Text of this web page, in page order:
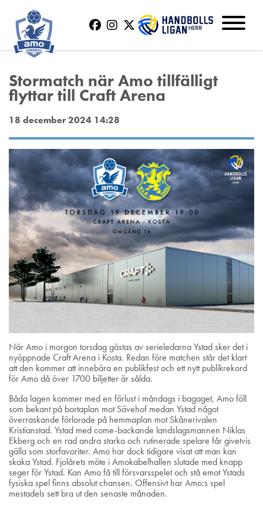
Stormatch när Amo tillfälligt
flyttar till Craft Arena
18 december 2024 14:28
När Amo i morgon torsdag gästas av serieledarna Ystad sker det i
nyöppnade Craft Arena i Kosta. Redan före matchen står det klart
att den kommer att innebära en publikfest och ett nytt publikrekord
för Amo då över 1700 biljetter är sålda.
Båda lagen kommer med en förlust i måndags i bagaget, Amo föll
som bekant på bortaplan mot Sävehof medan Ystad något
överraskande förlorade på hemmaplan mot Skånerivalen
Kristianstad. Ystad med come-backande landslagsmannen Niklas
Ekberg och en rad andra starka och rutinerade spelare får givetvis
gälla som storfavoriter. Amo har dock tidigare visat att man kan
skaka Ystad. Fjolårets möte i Amokabelhallen slutade med knapp
seger för Ystad. Kan Amo få till försvarsspelet och stå emot Ystads
fysiska spel finns absolut chansen. Offensivt har Amo:s spel
mestadels sett bra ut den senaste månaden.